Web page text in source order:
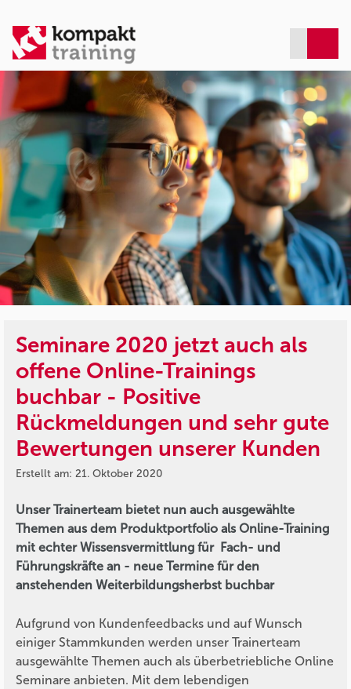
Seminare 2020 jetzt auch als
offene Online-Trainings
buchbar - Positive
Rückmeldungen und sehr gute
Bewertungen unserer Kunden
Erstellt am: 21. Oktober 2020
Unser Trainerteam bietet nun auch ausgewählte
Themen aus dem Produktportfolio als Online-Training
mit echter Wissensvermittlung für Fach- und
Führungskräfte an - neue Termine für den
anstehenden Weiterbildungsherbst buchbar
Aufgrund von Kundenfeedbacks und auf Wunsch
einiger Stammkunden werden unser Trainerteam
ausgewählte Themen auch als überbetriebliche Online
Seminare anbieten. Mit dem lebendigen